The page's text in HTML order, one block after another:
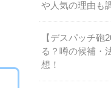
や人気の理由も
【デスパッチ砲
る？噂の候補・
想！